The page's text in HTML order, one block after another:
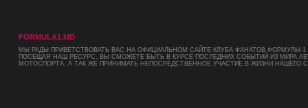
FORMULA1.MD
МЫ РАДЫ ПРИВЕТСТВОВАТЬ ВАС НА ОФИЦИАЛЬНОМ САЙТЕ КЛУБА ФАНАТОВ ФОРМУЛЫ-
ПОСЕЩАЯ НАШ РЕСУРС, ВЫ СМОЖЕТЕ БЫТЬ В КУРСЕ ПОСЛЕДНИХ СОБЫТИЙ ИЗ МИРА
МОТОСПОРТА, А ТАК ЖЕ ПРИНИМАТЬ НЕПОСРЕДСТВЕННОЕ УЧАСТИЕ В ЖИЗНИ НАШЕГО